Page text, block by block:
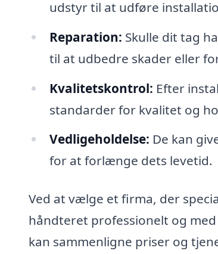
udstyr til at udføre
Reparation: Skulle dit tag
til at udbedre skader eller
Kvalitetskontrol: Efter
standarder for kvalitet og
Vedligeholdelse: De kan
for at forlænge dets levetid.
Ved at vælge et firma, der
håndteret professionelt og
kan sammenligne priser og